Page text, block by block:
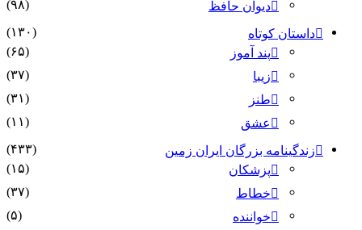
دیوان حافظ
(۹۸)
داستان کوتاه
(۱۳۰)
پند آموز
(۶۵)
زیبا
(۳۷)
طنز
(۳۱)
عشق
(۱۱)
زندگینامه بزرگان ایران زمین
(۴۳۳)
پزشکان
(۱۵)
خطاط
(۳۷)
خواننده
(۵)